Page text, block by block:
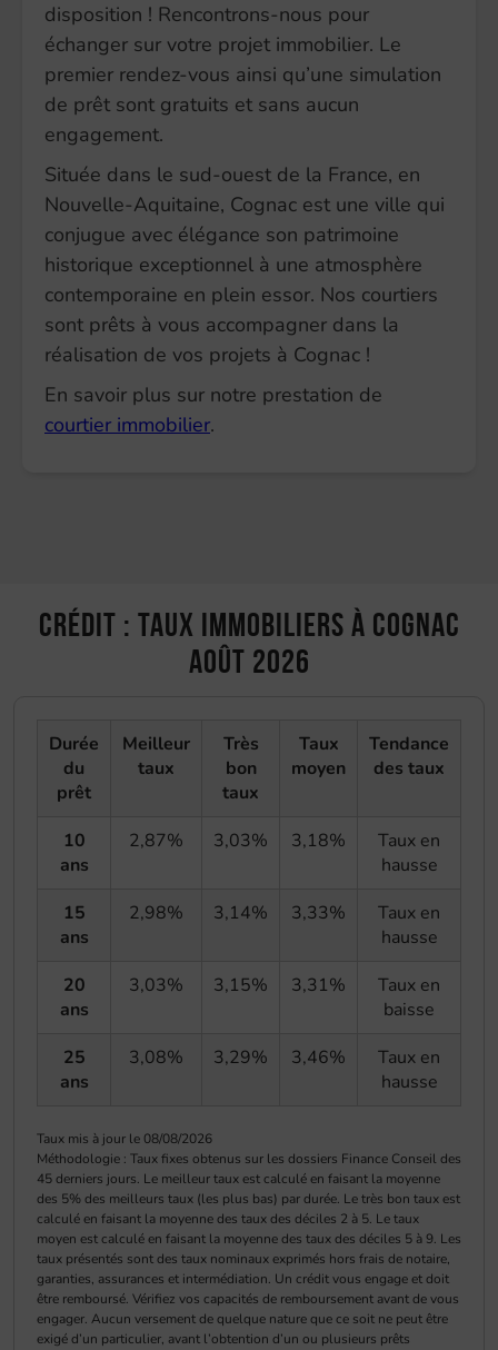
disposition ! Rencontrons-nous pour
échanger sur votre projet immobilier. Le
premier rendez-vous ainsi qu’une simulation
de prêt sont gratuits et sans aucun
engagement.
Située dans le sud-ouest de la France, en
Nouvelle-Aquitaine, Cognac est une ville qui
conjugue avec élégance son patrimoine
historique exceptionnel à une atmosphère
contemporaine en plein essor. Nos courtiers
sont prêts à vous accompagner dans la
réalisation de vos projets à Cognac !
En savoir plus sur notre prestation de
courtier immobilier.
Crédit : taux immobiliers à Cognac
août 2026
Durée
du
prêt
Meilleur
taux
Très
bon
taux
Taux
moyen
Tendance
des taux
10
ans
2,87% 3,03% 3,18%
Taux en
hausse
15
ans
2,98% 3,14% 3,33%
Taux en
hausse
20
ans
3,03% 3,15% 3,31%
Taux en
baisse
25
ans
3,08% 3,29% 3,46%
Taux en
hausse
Taux mis à jour le 08/08/2026
Méthodologie